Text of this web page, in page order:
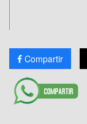
Compartir